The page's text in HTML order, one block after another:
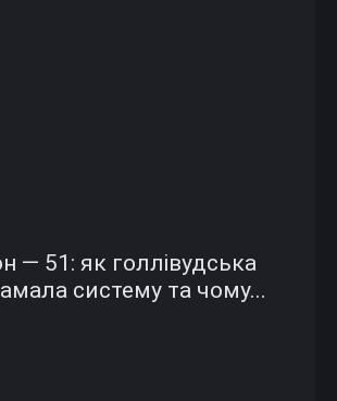
— 51: як голлівудська
систему та чому...